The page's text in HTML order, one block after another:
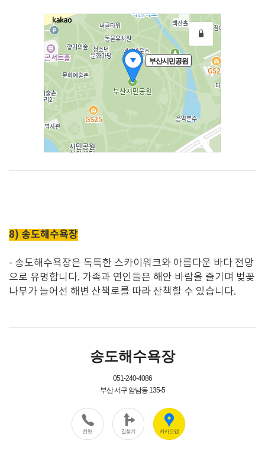
8) 송도해수욕장
- 송도해수욕장은 독특한 스카이워크와 아름다운 바다 전망
으로 유명합니다. 가족과 연인들은 해안 바람을 즐기며 벚꽃
나무가 늘어선 해변 산책로를 따라 산책할 수 있습니다.